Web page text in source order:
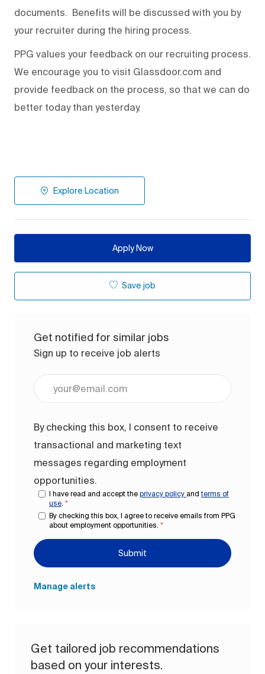
documents. Benefits will be discussed with you by
your recruiter during the hiring process.
PPG values your feedback on our recruiting process.
We encourage you to visit Glassdoor.com and
provide feedback on the process, so that we can do
better today than yesterday.
Explore Location
Apply Now
Save job
Get notified for similar jobs
Sign up to receive job alerts
By checking this box, I consent to receive
transactional and marketing text
messages regarding employment
opportunities.
I have read and accept the privacy policy andterms of
use *
By checking this box, I agree to receive emails from PPG
about employment opportunities. *
Submit
Manage alerts
Get tailored job recommendations
based on your interests.